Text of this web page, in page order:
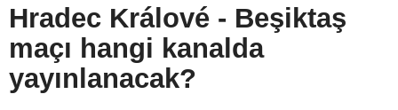
Hradec Králové - Beşiktaş
maçı hangi kanalda
yayınlanacak?